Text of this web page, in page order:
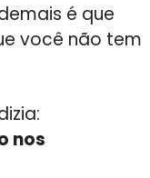
é que
você não tem
nos